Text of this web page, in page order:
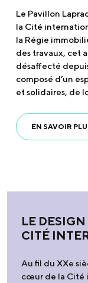
Le Pavillon
la Cité
la Régie
des travaux, cet
désaffecté
composé d’un
et solidaires, de
EN SAVOIR
LE
CITÉ
Au fil du XXe
cœur de la Cité